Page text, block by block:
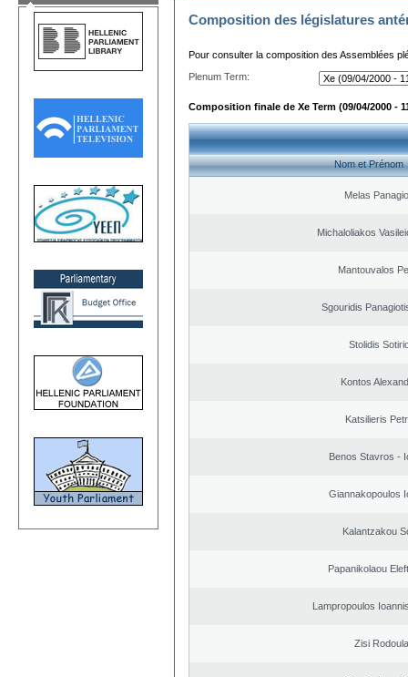
Composition des législatures
Pour consulter la composition des Assemblées
Plenum Term:
Composition finale de Xe Term (09/04/2000 -
Nom et Prénom
Melas
Michaloliakos
Mantouvalos
Sgouridis
Stolidis
Kontos
Katsilieris
Benos Stavros -
Giannakopoulos
Kalantzakou
Papanikolaou
Lampropoulos
Zisi Rodoula